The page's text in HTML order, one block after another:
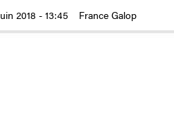
2018 - 13:45 France Galop